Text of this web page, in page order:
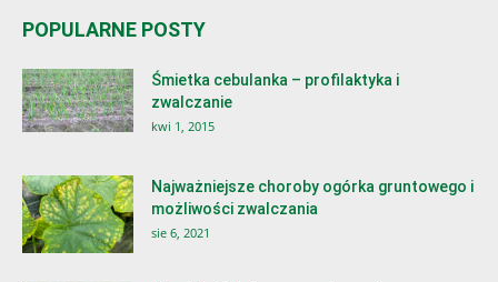
POPULARNE POSTY
Śmietka cebulanka – profilaktyka i
zwalczanie
kwi 1, 2015
Najważniejsze choroby ogórka gruntowego i
możliwości zwalczania
sie 6, 2021